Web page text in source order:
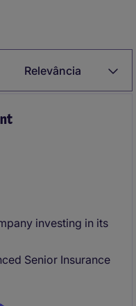
Relevância
investing in its
Senior Insurance